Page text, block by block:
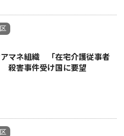
マネ組織 「在宅介護従事者
殺害事件受け国に要望